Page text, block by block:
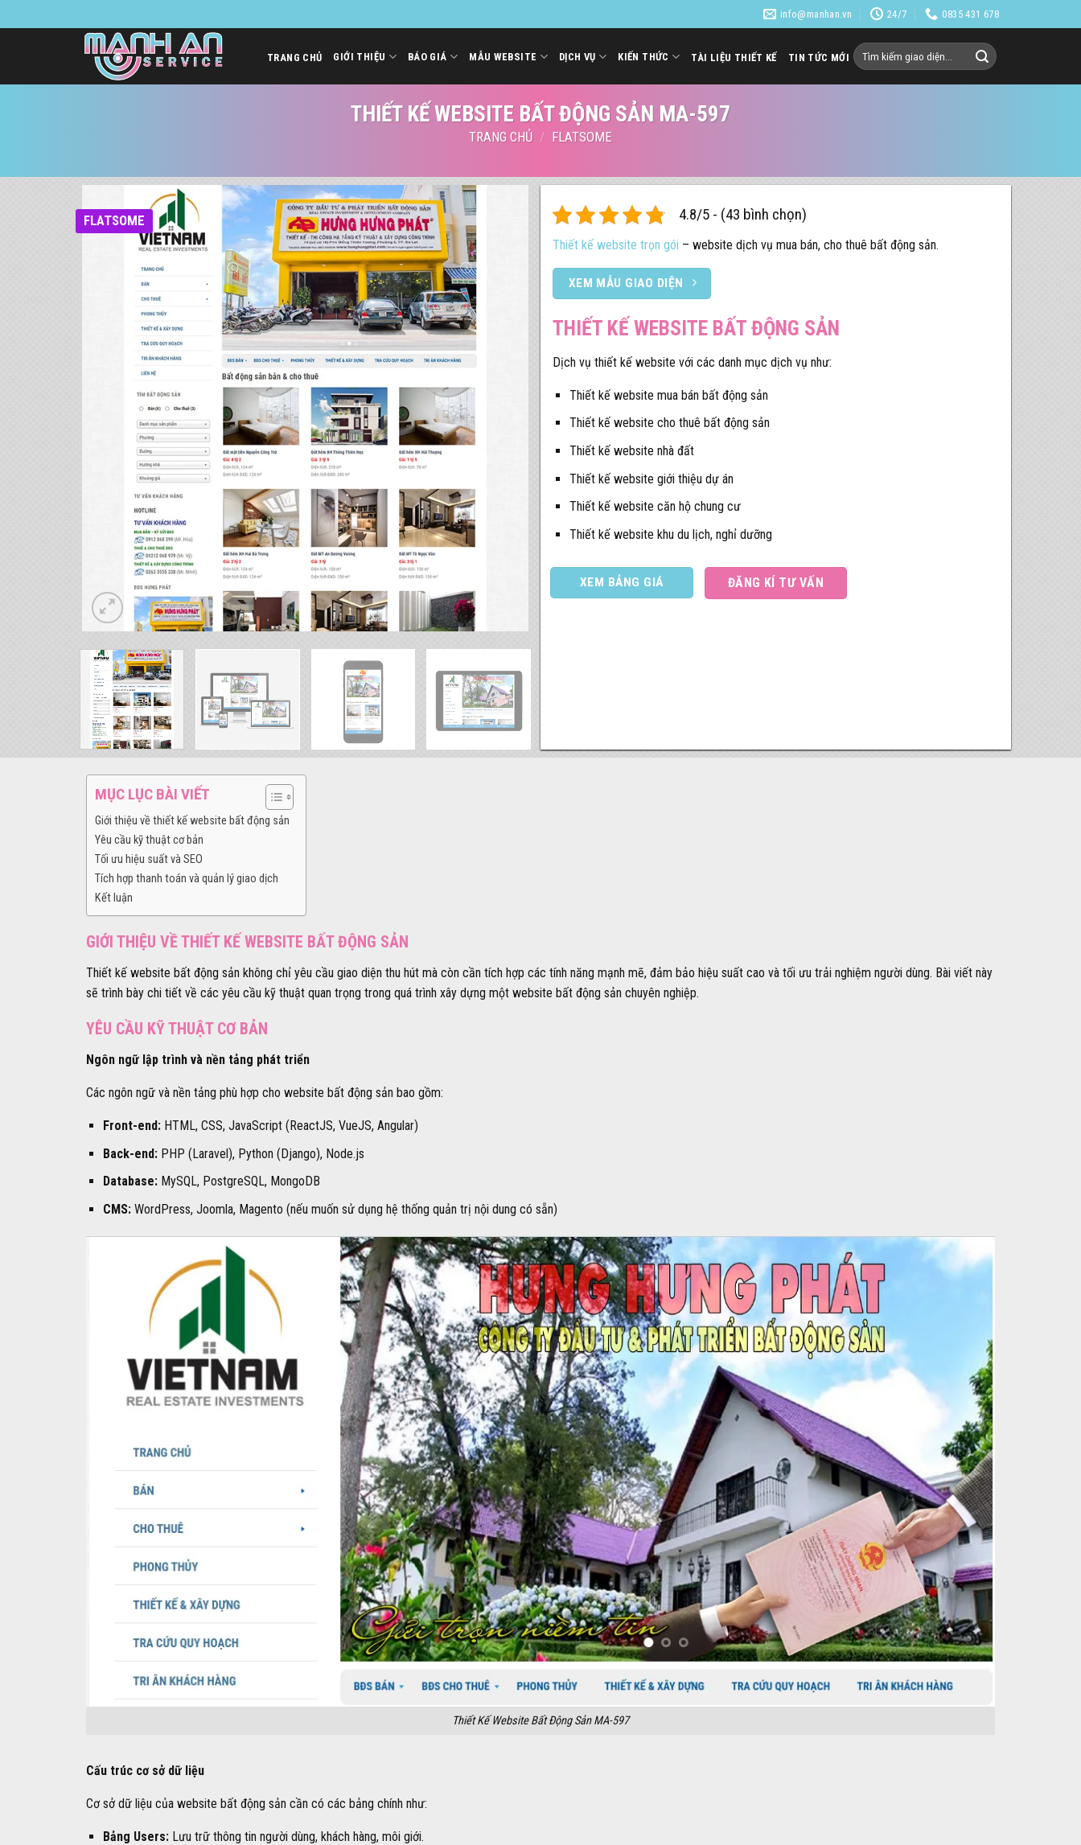
qua
info@manhan.vn 24/7 0835 431 678
TRANG CHỦ GIỚI THIỆU BÁO GIÁ MẪU WEBSITE DỊCH VỤ KIẾN THỨC TÀI LIỆU THIẾT KẾ TIN TỨC MỚI Tìm
THIẾT KẾ WEBSITE BẤT ĐỘNG SẢN MA-597
TRANG CHỦ / FLATSOME
FLATSOME 4.8/5 - (43 bình chọn)
Thiết kế website trọn gói – website dịch vụ mua bán, cho thuê bất động sản.
XEM MẪU GIAO DIỆN
THIẾT KẾ WEBSITE BẤT ĐỘNG SẢN
Dịch vụ thiết kế website với các danh mục dịch vụ như:
Thiết kế website mua bán bất động sản
Thiết kế website cho thuê bất động sản
Thiết kế website nhà đất
Thiết kế website giới thiệu dự án
Thiết kế website căn hộ chung cư
Thiết kế website khu du lịch, nghỉ dưỡng
XEM BẢNG GIÁ ĐĂNG KÍ TƯ VẤN
MỤC LỤC BÀI VIẾT
Giới thiệu về thiết kế website bất động sản
Yêu cầu kỹ thuật cơ bản
Tối ưu hiệu suất và SEO
Tích hợp thanh toán và quản lý giao dịch
Kết luận
GIỚI THIỆU VỀ THIẾT KẾ WEBSITE BẤT ĐỘNG SẢN
Thiết kế website bất động sản không chỉ yêu cầu giao diện thu hút mà còn cần tích hợp các tính năng mạnh mẽ, đảm bảo hiệu suất cao và tối ưu trải nghiệm người dùng. Bài viết này
sẽ trình bày chi tiết về các yêu cầu kỹ thuật quan trọng trong quá trình xây dựng một website bất động sản chuyên nghiệp.
YÊU CẦU KỸ THUẬT CƠ BẢN
Ngôn ngữ lập trình và nền tảng phát triển
Các ngôn ngữ và nền tảng phù hợp cho website bất động sản bao gồm:
Front-end:HTML, CSS, JavaScript (ReactJS, VueJS, Angular)
Back-end:PHP (Laravel), Python (Django), Node.js
Database:MySQL, PostgreSQL, MongoDB
CMS:WordPress, Joomla, Magento (nếu muốn sử dụng hệ thống quản trị nội dung có sẵn)
Thiết Kế Website Bất Động Sản MA-597
Cấu trúc cơ sở dữ liệu
Cơ sở dữ liệu của website bất động sản cần có các bảng chính như:
Bảng Users:Lưu trữ thông tin người dùng, khách hàng, môi giới.